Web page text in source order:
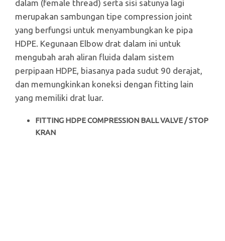
dalam (female thread) serta sisi satunya lagi
merupakan sambungan tipe compression joint
yang berfungsi untuk menyambungkan ke pipa
HDPE. Kegunaan Elbow drat dalam ini untuk
mengubah arah aliran fluida dalam sistem
perpipaan HDPE, biasanya pada sudut 90 derajat,
dan memungkinkan koneksi dengan fitting lain
yang memiliki drat luar.
FITTING HDPE COMPRESSION BALL VALVE / STOP
KRAN